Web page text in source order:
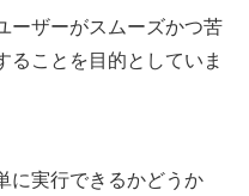
ーザーがスムーズかつ苦
ることを目的としていま
に実行できるかどうか